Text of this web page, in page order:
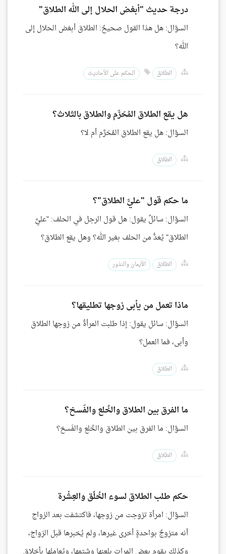
درجة حديث "أبغض الحلال إلى الله الطلاق"
السؤال: هل هذا القول صحيحٌ: الطلاق أبغض الحلال إلى
الله؟
الطلاق الحكم على الأحاديث
هل يقع الطلاق المُحَرَّم والطلاق بالثلاث؟
السؤال: هل يقع الطلاق المُحَرَّم أم لا؟
الطلاق
ما حكم قول "عليَّ الطلاق"؟
السؤال: سائلٌ يقول: هل قول الرجل في الحلف: "عليَّ
الطلاق" يُعدُّ من الحلف بغير الله؟ وهل يقع الطلاق؟
الطلاق الأيمان والنذور
ماذا تعمل من يأبى زوجها تطليقها؟
السؤال: سائل يقول: إذا طلبت المرأةُ من زوجها الطلاق
وأبى، فما العمل؟
الطلاق
ما الفرق بين الطلاق والخُلع والفَسخ؟
السؤال: ما الفرق بين الطلاق والخُلع والفَسخ؟
الطلاق
حكم طلب الطلاق لسوء الخُلُق والعِشْرة
السؤال: امرأة تزوجت من زوجها، فاكتشفت بعد الزواج
أنه متزوجٌ بواحدةٍ أخرى غيرها، ولم يُخبرها قبل الزواج،